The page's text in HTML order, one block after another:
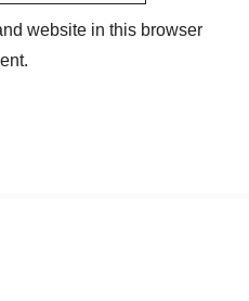
website in this browser